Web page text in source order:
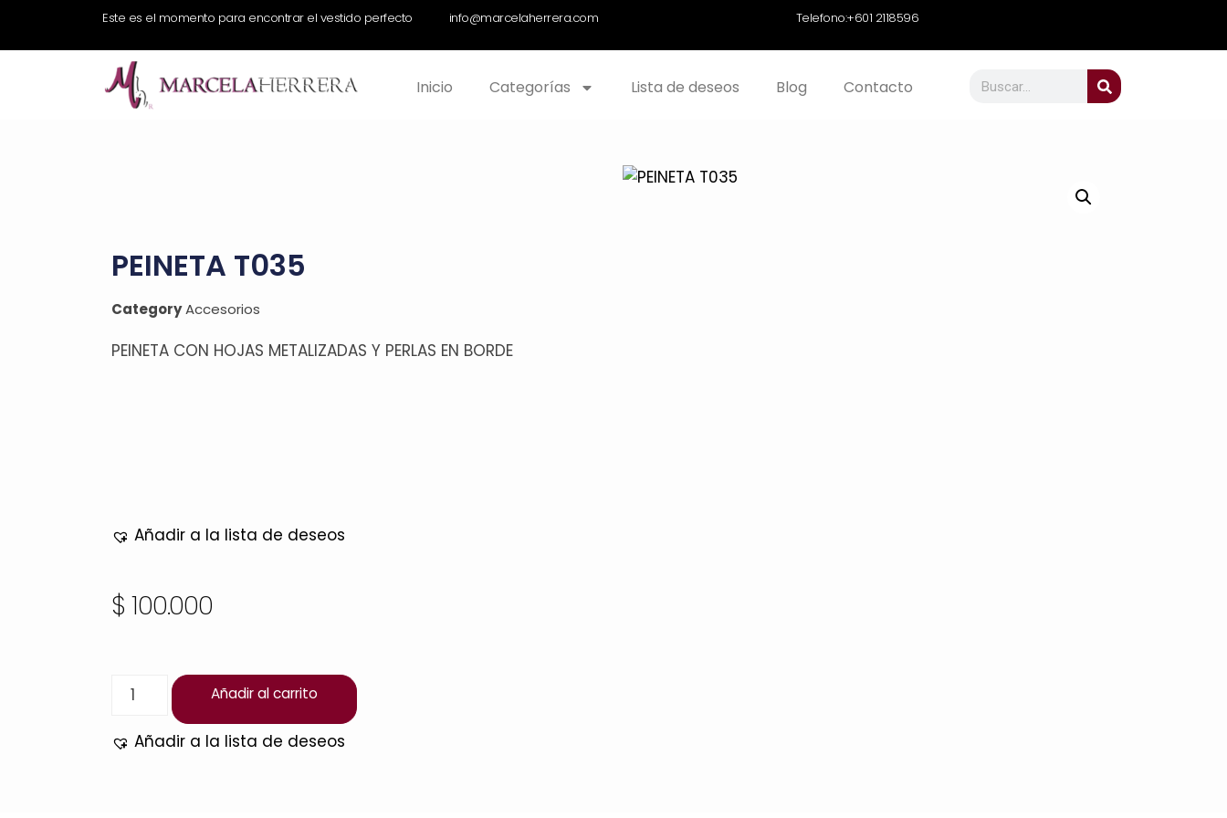
Este es el momento para encontrar el vestido perfecto info@marcelaherrera.com Telefono:+601 2118596
Inicio Categorías Lista de deseos Blog Contacto
PEINETA T035
CategoryAccesorios
PEINETA CON HOJAS METALIZADAS Y PERLAS EN BORDE
Añadir a la lista de deseos
$ 100.000
Añadir al carrito
Añadir a la lista de deseos